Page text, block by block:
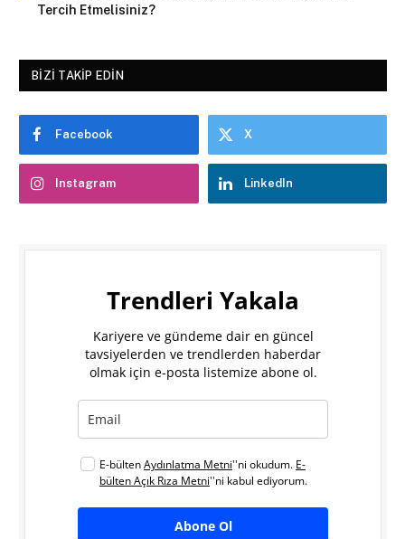
Tercih Etmelisiniz?
BIZI TAKIP EDIN
Facebook X
Instagram LinkedIn
Trendleri Yakala
Kariyere ve gündeme dair en güncel
tavsiyelerden ve trendlerden haberdar
olmak için e-posta listemize abone ol.
E-bültenAydınlatma Metni''ni okudum. E-
bülten Açık Rıza Metni''ni kabul ediyorum.
Abone Ol